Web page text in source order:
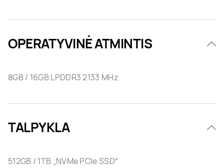
OPERATYVINĖ ATMINTIS
8GB / 16GB LPDDR3 2133 MHz
TALPYKLA
512GB / 1TB „NVMe PCIe SSD“